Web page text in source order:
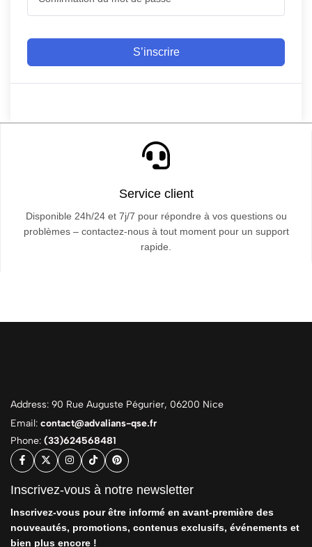
S’inscrire
Service client
Disponible 24h/24 et 7j/7 pour répondre à vos questions ou
problèmes – contactez-nous à tout moment pour un support
rapide.
Address: 90 Rue Auguste Pégurier, 06200 Nice
Email: contact@advalians-qse.fr
Phone: (33)624568481
Inscrivez-vous à notre newsletter
Inscrivez-vous pour être informé en avant-première des
nouveautés, promotions, contenus exclusifs, événements et
bien plus encore !